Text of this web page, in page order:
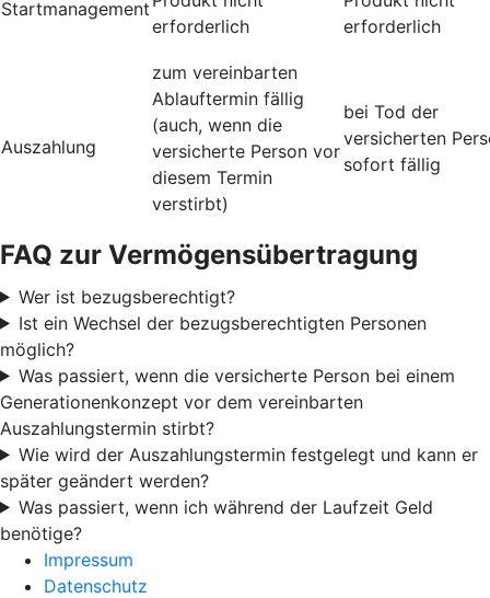
Startmanagement
erforderlich
erforderlich
Auszahlung
zum vereinbarten
Ablauftermin fällig
(auch, wenn die
versicherte Person vor
diesem Termin
verstirbt)
bei Tod der
versicherten
sofort fällig
FAQ zur Vermögensübertragung
Wer ist bezugsberechtigt?
Ist ein Wechsel der bezugsberechtigten Personen
möglich?
Was passiert, wenn die versicherte Person bei einem
Generationenkonzept vor dem vereinbarten
Auszahlungstermin stirbt?
Wie wird der Auszahlungstermin festgelegt und kann er
später geändert werden?
Was passiert, wenn ich während der Laufzeit Geld
benötige?
Impressum
Datenschutz